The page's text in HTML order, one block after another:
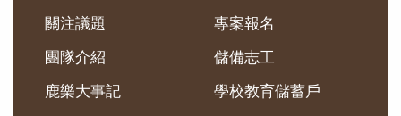
關注議題
團隊介紹
鹿樂大事記
專案報名
儲備志工
學校教育儲蓄戶